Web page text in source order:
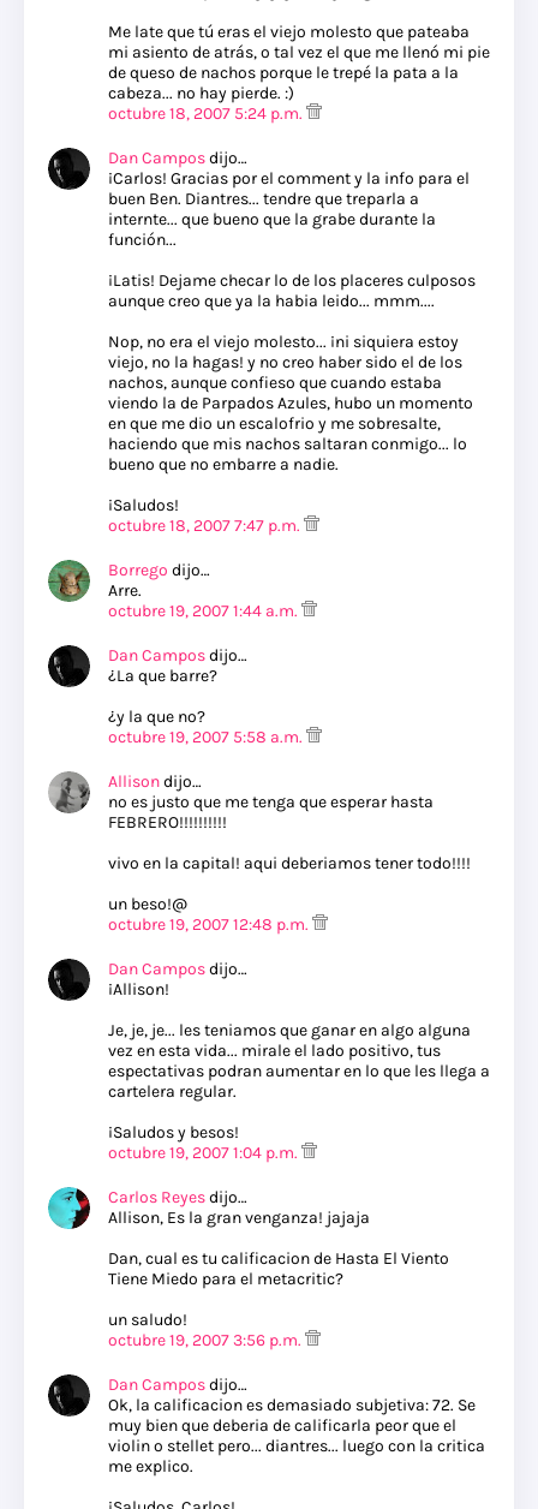
Me late que tú eras el viejo molesto que pateaba
mi asiento de atrás, o tal vez el que me llenó mi pie
de queso de nachos porque le trepé la pata a la
cabeza... no hay pierde. :)
octubre 18, 2007 5:24 p.m.
Dan Camposdijo…
¡Carlos! Gracias por el comment y la info para el
buen Ben. Diantres... tendre que treparla a
internte... que bueno que la grabe durante la
función...
¡Latis! Dejame checar lo de los placeres culposos
aunque creo que ya la habia leido... mmm....
Nop, no era el viejo molesto... ¡ni siquiera estoy
viejo, no la hagas! y no creo haber sido el de los
nachos, aunque confieso que cuando estaba
viendo la de Parpados Azules, hubo un momento
en que me dio un escalofrio y me sobresalte,
haciendo que mis nachos saltaran conmigo... lo
bueno que no embarre a nadie.
¡Saludos!
octubre 18, 2007 7:47 p.m.
Borrego dijo…
Arre.
octubre 19, 2007 1:44 a.m.
Dan Camposdijo…
¿La que barre?
¿y la que no?
octubre 19, 2007 5:58 a.m.
Allisondijo…
no es justo que me tenga que esperar hasta
FEBRERO!!!!!!!!!!
vivo en la capital! aqui deberiamos tener todo!!!!
un beso!@
octubre 19, 2007 12:48 p.m.
Dan Camposdijo…
¡Allison!
Je, je, je... les teniamos que ganar en algo alguna
vez en esta vida... mirale el lado positivo, tus
espectativas podran aumentar en lo que les llega a
cartelera regular.
¡Saludos y besos!
octubre 19, 2007 1:04 p.m.
Carlos Reyesdijo…
Allison, Es la gran venganza! jajaja
Dan, cual es tu calificacion de Hasta El Viento
Tiene Miedo para el metacritic?
un saludo!
octubre 19, 2007 3:56 p.m.
Dan Camposdijo…
Ok, la calificacion es demasiado subjetiva: 72. Se
muy bien que deberia de calificarla peor que el
violin o stellet pero... diantres... luego con la critica
me explico.